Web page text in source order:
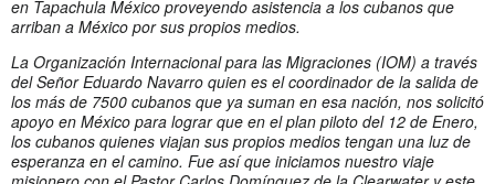
en Tapachula México proveyendo asistencia a los cubanos que
arriban a México por sus propios medios.
La Organización Internacional para las Migraciones (IOM) a través
del Señor Eduardo Navarro quien es el coordinador de la salida de
los más de 7500 cubanos que ya suman en esa nación, nos solicitó
apoyo en México para lograr que en el plan piloto del 12 de Enero,
los cubanos quienes viajan sus propios medios tengan una luz de
esperanza en el camino. Fue así que iniciamos nuestro viaje